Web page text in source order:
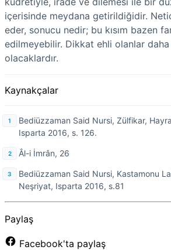
içerisinde meydana getirildiğidir.
eder, sonucu nedir; bu kısım bazen
edilmeyebilir. Dikkat ehli olanlar
olacaklardır.
Kaynakçalar
Bediüzzaman Said Nursi, Zülfikar,
Isparta 2016, s. 126.
Âl-i İmrân, 26
Bediüzzaman Said Nursi, Kastamonu
Neşriyat, Isparta 2016, s.81
Paylaş
Facebook'ta paylaş